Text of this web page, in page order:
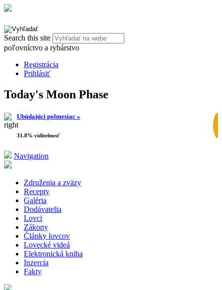
Search this site
poľovníctvo a rybárstvo
Registrácia
Prihlásiť
Today's Moon Phase
Ubúdajúci polmesiac »
31.8% viditelnosť
Navigation
Združenia a zväzy
Recepty
Galéria
Dodávatelia
Lovci
Zákony
Články lovcov
Lovecké videá
Elektronická kniha
Inzercia
Fakty